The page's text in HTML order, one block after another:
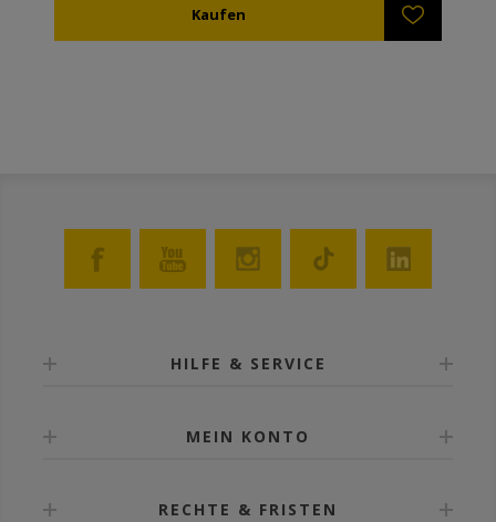
HILFE & SERVICE
MEIN KONTO
RECHTE & FRISTEN